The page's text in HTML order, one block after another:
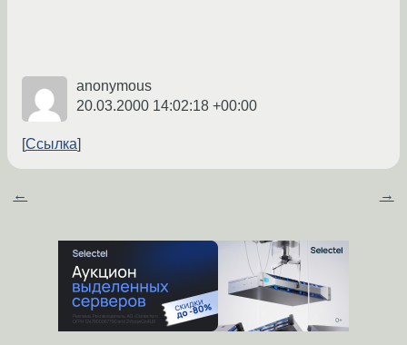
anonymous
20.03.2000 14:02:18 +00:00
Ссылка
← →